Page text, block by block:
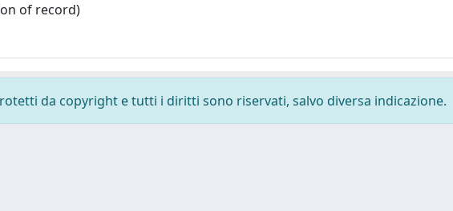
of record)
da copyright e tutti i diritti sono riservati, salvo diversa indicazione.